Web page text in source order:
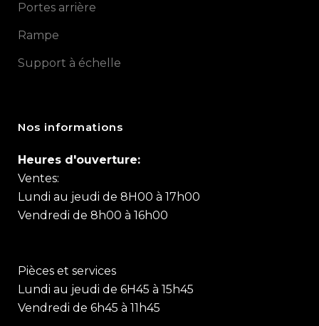
Portes arrière
Rampe
Support à échelle
Nos informations
Heures d'ouverture:
Ventes:
Lundi au jeudi de 8H00 à 17h00
Vendredi de 8h00 à 16h00
Pièces et services
Lundi au jeudi de 6H45 à 15h45
Vendredi de 6h45 à 11h45